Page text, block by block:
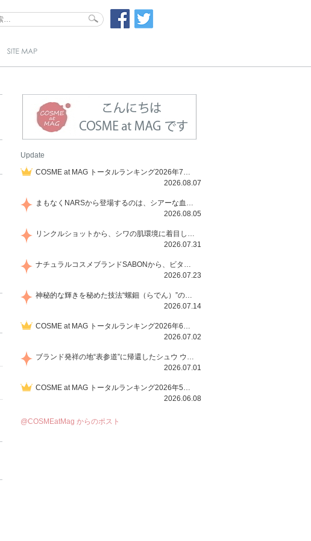
ップ
Update
COSME at MAG トータルランキング2026年7月号
2026.08.07
まもなくNARSから登場するのは、シアーな血色感と高揚感が魅力の新作リキッドブラッシュ「インセイシャブル リキッドブラッシュ」と、ゴールデンアワーに染まる空にインスピレーションを得た「アフターグロー リップシャイン」の新色！夏をハックして！
2026.08.05
リンクルショットから、シワの肌環境に着目した初のローションとナイトクリームが登場！デイリーケアで、シワ特有の肌環境を改善し、シワが目立たない肌へと導きます。
2026.07.31
ナチュラルコスメブランドSABONから、ビタミンC配合のビタミンスムージーマスク「ラディアンスマスク」と、ペパーミントにオーガニックハーブを凝縮したジェルの涼感トリートメント美容液「スカルプセラム リフレッシング」が登場！日々のデイリーケアで、過酷な猛暑で疲れた肌や頭皮をサポート、心地よくリフレッシュし、優しく肌を整えます。
2026.07.23
神秘的な輝きを秘めた技法“螺鈿（らでん）”の多彩で多様な煌めきに着想を得たSUQQUの2026 秋 カラーコレクションから登場するのは、艶然と輝くアイシャドウや偏光パールを配したフェイスカラー、繊細なパールの煌めくネイル、そしてそれらを際立てる“朧げな艶”を秘めた新リクイドリップ「ブラー リクイド リップ」。強さを秘めたまろやかな洗練の表情に。
2026.07.14
COSME at MAG トータルランキング2026年6月号
2026.07.02
ブランド発祥の地“表参道”に帰還したシュウ ウエムラから、“骨格美“を叶えるクレヨンタイプのフェイスカラー「スカルプト クレヨン」と、ブランド初のリノベーションで進化した名品アイブロウ「ハード フォーミュラ ハード 10」が登場！
2026.07.01
COSME at MAG トータルランキング2026年5月号
2026.06.08
@COSMEatMag からのポスト